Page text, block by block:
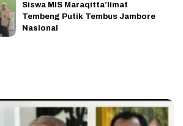
Siswa MIS Maraqitta’limat
Tembeng Putik Tembus Jambore
Nasional